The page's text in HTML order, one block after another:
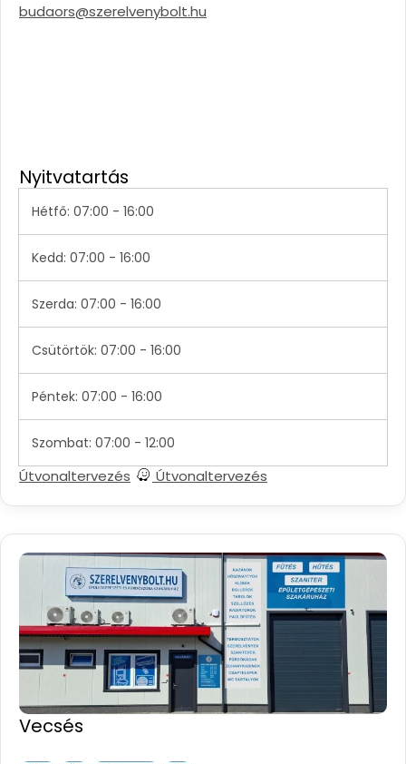
budaors@szerelvenybolt.hu
Nyitvatartás
Hétfő: 07:00 - 16:00
Kedd: 07:00 - 16:00
Szerda: 07:00 - 16:00
Csütörtök: 07:00 - 16:00
Péntek: 07:00 - 16:00
Szombat: 07:00 - 12:00
Útvonaltervezés Útvonaltervezés
Vecsés